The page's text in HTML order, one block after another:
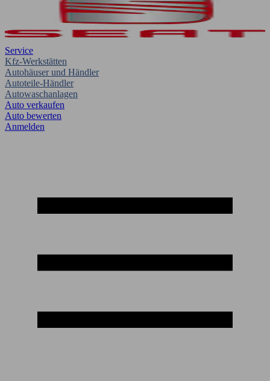
Service
Kfz-Werkstätten
Autohäuser und Händler
Autoteile-Händler
Autowaschanlagen
Auto verkaufen
Auto bewerten
Anmelden